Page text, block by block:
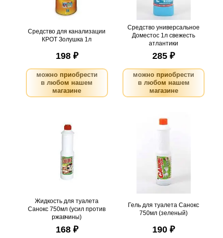
Доместос
Санокс
Средство для канализации
КРОТ Золушка 1л
198 ₽
можно приобрести
в любом нашем
магазине
Средство универсальное
Доместос 1л свежесть
атлантики
поступлении товара.
@
285 ₽
можно приобрести
в любом нашем
магазине
Жидкость для туалета
Санокс 750мл (усил против
ржавчины)
Санокс 750мл (усил против
Можно заказать
20
Нужно больше? Оставьте
email, сообщим вам о
@
168 ₽
Гель для туалета Санокс
750мл (зеленый)
Гель для туалета Санокс
750мл (зеленый)
email, сообщим вам о
поступлении товара.
190 ₽